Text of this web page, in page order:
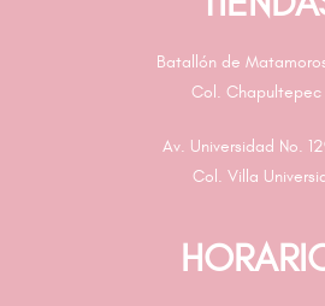
Batallón de
Col. Chapultepec
Av. Universidad No.
Col. Villa